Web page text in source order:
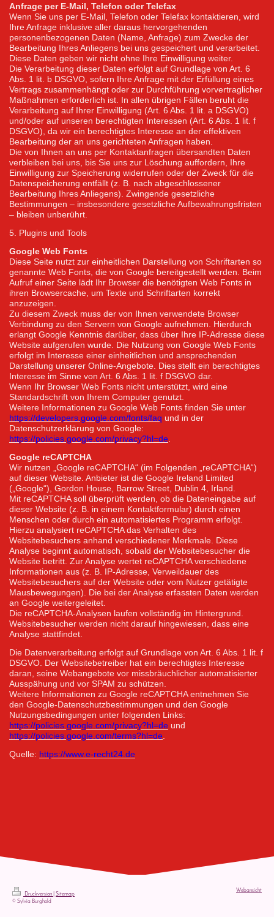
Anfrage per E-Mail, Telefon oder Telefax
Wenn Sie uns per E-Mail, Telefon oder Telefax kontaktieren, wird
Ihre Anfrage inklusive aller daraus hervorgehenden
personenbezogenen Daten (Name, Anfrage) zum Zwecke der
Bearbeitung Ihres Anliegens bei uns gespeichert und verarbeitet.
Diese Daten geben wir nicht ohne Ihre Einwilligung weiter.
Die Verarbeitung dieser Daten erfolgt auf Grundlage von Art. 6
Abs. 1 lit. b DSGVO, sofern Ihre Anfrage mit der Erfüllung eines
Vertrags zusammenhängt oder zur Durchführung vorvertraglicher
Maßnahmen erforderlich ist. In allen übrigen Fällen beruht die
Verarbeitung auf Ihrer Einwilligung (Art. 6 Abs. 1 lit. a DSGVO)
und/oder auf unseren berechtigten Interessen (Art. 6 Abs. 1 lit. f
DSGVO), da wir ein berechtigtes Interesse an der effektiven
Bearbeitung der an uns gerichteten Anfragen haben.
Die von Ihnen an uns per Kontaktanfragen übersandten Daten
verbleiben bei uns, bis Sie uns zur Löschung auffordern, Ihre
Einwilligung zur Speicherung widerrufen oder der Zweck für die
Datenspeicherung entfällt (z. B. nach abgeschlossener
Bearbeitung Ihres Anliegens). Zwingende gesetzliche
Bestimmungen – insbesondere gesetzliche Aufbewahrungsfristen
– bleiben unberührt.
5. Plugins und Tools
Google Web Fonts
Diese Seite nutzt zur einheitlichen Darstellung von Schriftarten so
genannte Web Fonts, die von Google bereitgestellt werden. Beim
Aufruf einer Seite lädt Ihr Browser die benötigten Web Fonts in
ihren Browsercache, um Texte und Schriftarten korrekt
anzuzeigen.
Zu diesem Zweck muss der von Ihnen verwendete Browser
Verbindung zu den Servern von Google aufnehmen. Hierdurch
erlangt Google Kenntnis darüber, dass über Ihre IP-Adresse diese
Website aufgerufen wurde. Die Nutzung von Google Web Fonts
erfolgt im Interesse einer einheitlichen und ansprechenden
Darstellung unserer Online-Angebote. Dies stellt ein berechtigtes
Interesse im Sinne von Art. 6 Abs. 1 lit. f DSGVO dar.
Wenn Ihr Browser Web Fonts nicht unterstützt, wird eine
Standardschrift von Ihrem Computer genutzt.
Weitere Informationen zu Google Web Fonts finden Sie unter
https://developers.google.com/fonts/faq und in der
Datenschutzerklärung von Google:
https://policies.google.com/privacy?hl=de
Google reCAPTCHA
Wir nutzen „Google reCAPTCHA“ (im Folgenden „reCAPTCHA“)
auf dieser Website. Anbieter ist die Google Ireland Limited
(„Google“), Gordon House, Barrow Street, Dublin 4, Irland.
Mit reCAPTCHA soll überprüft werden, ob die Dateneingabe auf
dieser Website (z. B. in einem Kontaktformular) durch einen
Menschen oder durch ein automatisiertes Programm erfolgt.
Hierzu analysiert reCAPTCHA das Verhalten des
Websitebesuchers anhand verschiedener Merkmale. Diese
Analyse beginnt automatisch, sobald der Websitebesucher die
Website betritt. Zur Analyse wertet reCAPTCHA verschiedene
Informationen aus (z. B. IP-Adresse, Verweildauer des
Websitebesuchers auf der Website oder vom Nutzer getätigte
Mausbewegungen). Die bei der Analyse erfassten Daten werden
an Google weitergeleitet.
Die reCAPTCHA-Analysen laufen vollständig im Hintergrund.
Websitebesucher werden nicht darauf hingewiesen, dass eine
Analyse stattfindet.
Die Datenverarbeitung erfolgt auf Grundlage von Art. 6 Abs. 1 lit. f
DSGVO. Der Websitebetreiber hat ein berechtigtes Interesse
daran, seine Webangebote vor missbräuchlicher automatisierter
Ausspähung und vor SPAM zu schützen.
Weitere Informationen zu Google reCAPTCHA entnehmen Sie
den Google-Datenschutzbestimmungen und den Google
Nutzungsbedingungen unter folgenden Links:
https://policies.google.com/privacy?hl=de und
https://policies.google.com/terms?hl=de
Quelle: https://www.e-recht24.de
Druckversion
Sitemap
© Sylvia Burghold
Webansicht